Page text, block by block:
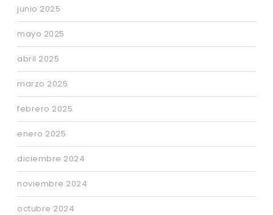
junio 2025
mayo 2025
abril 2025
marzo 2025
febrero 2025
enero 2025
diciembre 2024
noviembre 2024
octubre 2024